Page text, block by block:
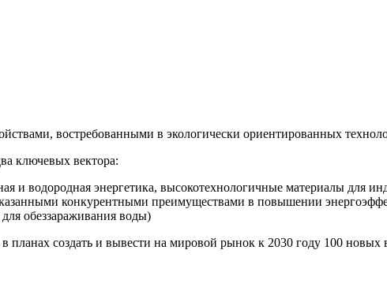
востребованными в экологически ориентированных
ключевых вектора:
и водородная энергетика, высокотехнологичные материалы для
конкурентными преимуществами в повышении
обеззараживания воды)
создать и вывести на мировой рынок к 2030 году 100